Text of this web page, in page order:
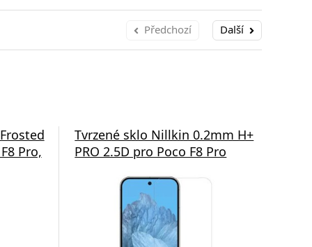
Předchozí Další
Pro,
Tvrzené sklo Nillkin 0.2mm H+
PRO 2.5D pro Poco F8 Pro